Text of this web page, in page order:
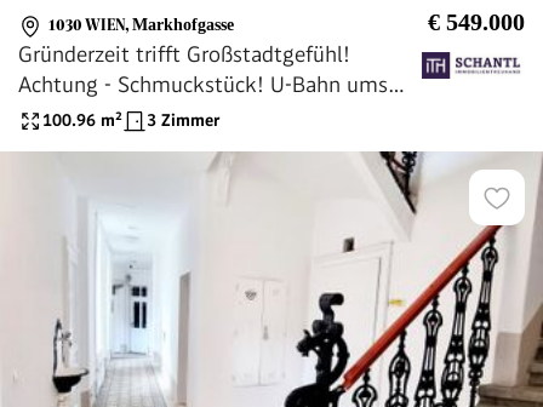
1030 WIEN, Markhofgasse € 549.000
Gründerzeit trifft Großstadtgefühl!
Achtung - Schmuckstück! U-Bahn ums
Eck + Traumhaft renoviertes Altbauhaus +
Infrastruktur und Anbindung! Worauf
100.96 m² 3 Zimmer